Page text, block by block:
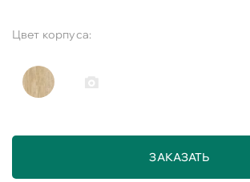
Цвет корпуса:
ЗАКАЗАТЬ